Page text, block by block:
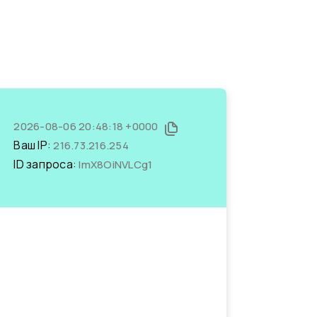
2026-08-06 20:48:18 +0000
Ваш IP:216.73.216.254
ID запроса:ImX8OiNVLCg1